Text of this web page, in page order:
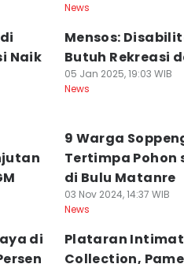
News
Naik
Mensos:
Butuh Rekreasi
05 Jan 2025, 19:03 WIB
News
9 Warga
Tertimpa Pohon
di Bulu Matanre
03 Nov 2024, 14:37 WIB
News
di
Plataran
Collection,